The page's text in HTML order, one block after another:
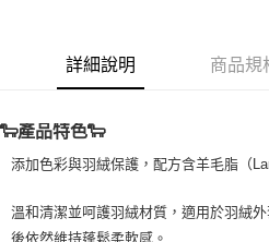
ATM付款
運送方式
全家取貨付款
全家純取貨 (先付款
詳細說明 商品規
🐑產品特色🐑
添加色彩與羽絨保護，配方含羊毛脂（
溫和清潔並呵護羽絨材質，適用於羽絨
後依然維持蓬鬆柔軟感。